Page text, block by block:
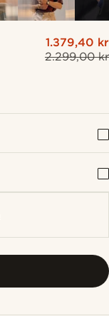
2.299,00 kr
1.379,40 kr